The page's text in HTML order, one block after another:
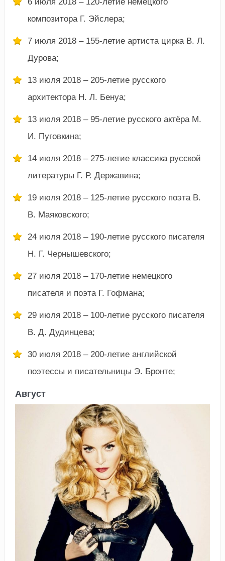
композитора Г. Эйслера;
7 июля 2018 – 155-летие артиста цирка В. Л.
Дурова;
13 июля 2018 – 205-летие русского
архитектора Н. Л. Бенуа;
13 июля 2018 – 95-летие русского актёра М.
И. Пуговкина;
14 июля 2018 – 275-летие классика русской
литературы Г. Р. Державина;
19 июля 2018 – 125-летие русского поэта В.
В. Маяковского;
24 июля 2018 – 190-летие русского писателя
Н. Г. Чернышевского;
27 июля 2018 – 170-летие немецкого
писателя и поэта Г. Гофмана;
29 июля 2018 – 100-летие русского писателя
В. Д. Дудинцева;
30 июля 2018 – 200-летие английской
поэтессы и писательницы Э. Бронте;
Август